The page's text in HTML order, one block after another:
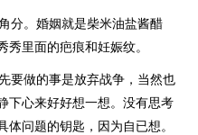
分。婚姻就是柴米油盐酱醋
里面的疤痕和妊娠纹。
要做的事是放弃战争，当然也
下心来好好想一想。没有思考
问题的钥匙，因为自已想。